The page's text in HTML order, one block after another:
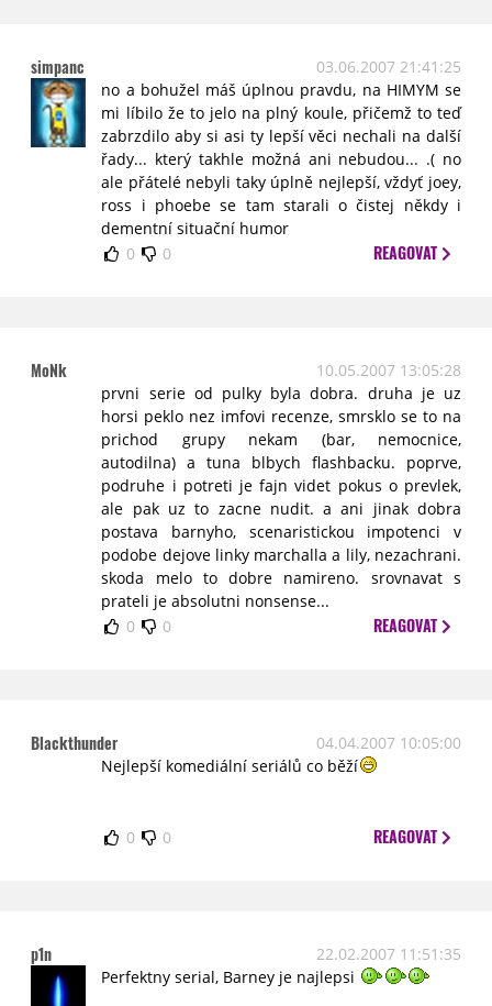
simpanc
03.06.2007 21:41:25
no a bohužel máš úplnou pravdu, na HIMYM se
mi líbilo že to jelo na plný koule, přičemž to teď
zabrzdilo aby si asi ty lepší věci nechali na další
řady... který takhle možná ani nebudou... .( no
ale přátelé nebyli taky úplně nejlepší, vždyť joey,
ross i phoebe se tam starali o čistej někdy i
dementní situační humor
0
0 REAGOVAT
MoNk
10.05.2007 13:05:28
prvni serie od pulky byla dobra. druha je uz
horsi peklo nez imfovi recenze, smrsklo se to na
prichod grupy nekam (bar, nemocnice,
autodilna) a tuna blbych flashbacku. poprve,
podruhe i potreti je fajn videt pokus o prevlek,
ale pak uz to zacne nudit. a ani jinak dobra
postava barnyho, scenaristickou impotenci v
podobe dejove linky marchalla a lily, nezachrani.
skoda melo to dobre namireno. srovnavat s
prateli je absolutni nonsense...
0
0 REAGOVAT
Blackthunder
04.04.2007 10:05:00
Nejlepší komediální seriálů co běží
0 0 REAGOVAT
p1n
22.02.2007 11:51:35
Perfektny serial, Barney je najlepsi